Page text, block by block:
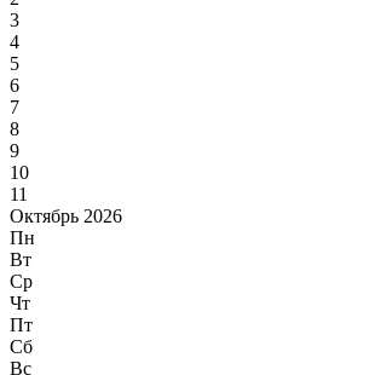
3
4
5
6
7
8
9
10
11
Октябрь 2026
Пн
Вт
Ср
Чт
Пт
Сб
Вс